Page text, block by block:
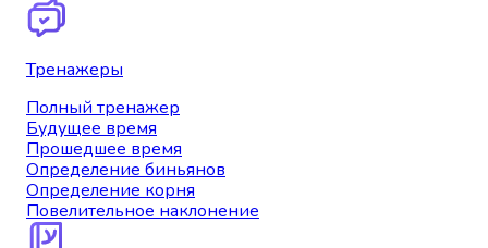
Тренажеры
Полный тренажер
Будущее время
Прошедшее время
Определение биньянов
Определение корня
Повелительное наклонение